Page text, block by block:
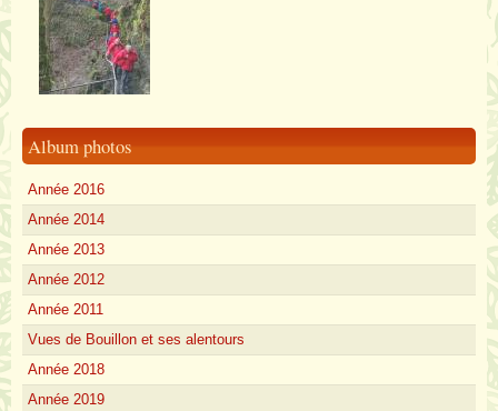
Album photos
Année 2016
Année 2014
Année 2013
Année 2012
Année 2011
Vues de Bouillon et ses alentours
Année 2018
Année 2019